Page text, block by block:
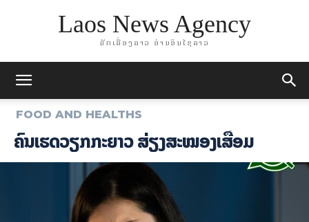
Laos News Agency
ມັກເລື່ອງລາວ ອ່ານອິນໄຊລາວ
FOOD AND HEALTHS
ຄົນເຮັດວຽກກະຍາວ ສ່ຽງສະໝອງເສື່ອມ